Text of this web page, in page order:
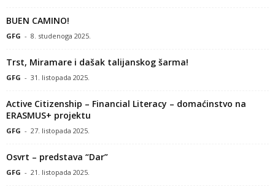
BUEN CAMINO!
GFG - 8. studenoga 2025.
Trst, Miramare i dašak talijanskog šarma!
GFG - 31. listopada 2025.
Active Citizenship – Financial Literacy – domaćinstvo na
ERASMUS+ projektu
GFG - 27. listopada 2025.
Osvrt – predstava “Dar”
GFG - 21. listopada 2025.